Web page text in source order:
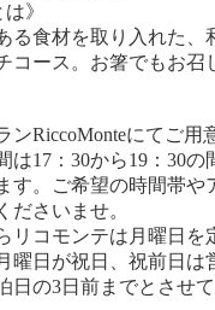
》
る食材を取り入れた、
コース。お箸でもお召
ンRiccoMonteにてご用
17：30から19：30の
す。ご希望の時間帯や
ださいませ。
リコモンテは月曜日を
曜日が祝日、祝前日は
日の3日前までとさせ